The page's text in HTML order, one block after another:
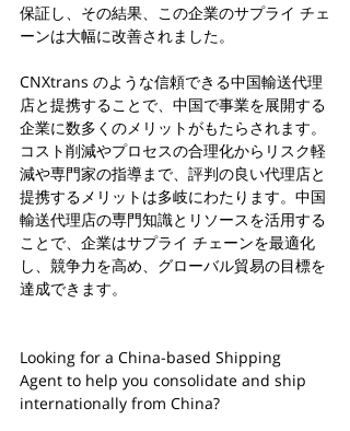
保証し、その結果、この企業のサプライ チェ
ーンは大幅に改善されました。
CNXtrans のような信頼できる中国輸送代理
店と提携することで、中国で事業を展開する
企業に数多くのメリットがもたらされます。
コスト削減やプロセスの合理化からリスク軽
減や専門家の指導まで、評判の良い代理店と
提携するメリットは多岐にわたります。中国
輸送代理店の専門知識とリソースを活用する
ことで、企業はサプライ チェーンを最適化
し、競争力を高め、グローバル貿易の目標を
達成できます。
Looking for a China-based Shipping
Agent to help you consolidate and ship
internationally from China?